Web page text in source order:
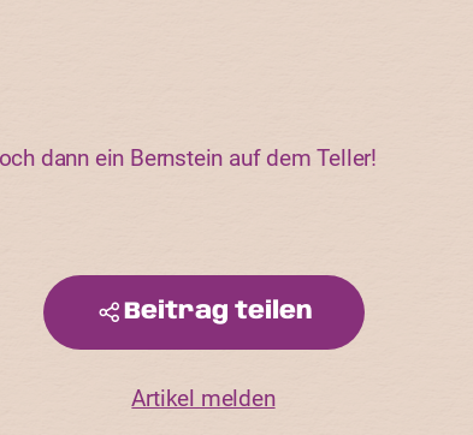
dann ein Bernstein auf dem Teller!
Beitrag teilen
Artikel melden